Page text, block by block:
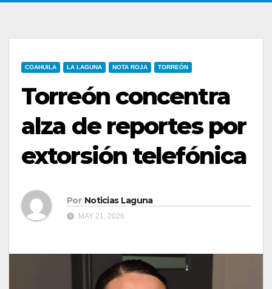
COAHUILA LA LAGUNA NOTA ROJA TORREÓN
Torreón concentra
alza de reportes por
extorsión telefónica
Por Noticias Laguna
MAY 21, 2026